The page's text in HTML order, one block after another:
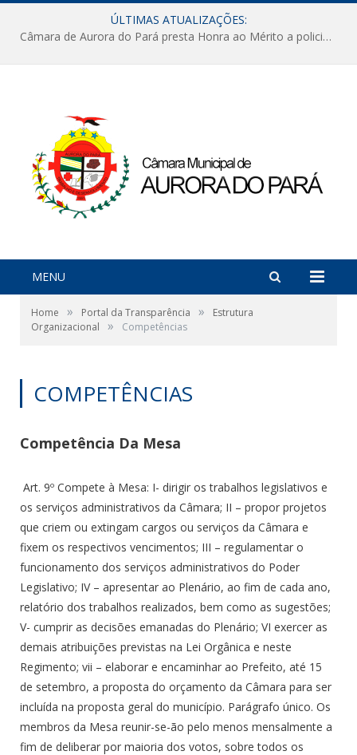
ÚLTIMAS ATUALIZAÇÕES:
Câmara de Aurora do Pará presta Honra ao Mérito a policiais militares em sessão marcada por reconhecimento e emoção
MENU
Home » Portal da Transparência »
Estrutura
Organizacional
» Competências
COMPETÊNCIAS
Competência Da Mesa
Art. 9º Compete à Mesa: I- dirigir os trabalhos legislativos e
os serviços administrativos da Câmara; II – propor projetos
que criem ou extingam cargos ou serviços da Câmara e
fixem os respectivos vencimentos; III – regulamentar o
funcionamento dos serviços administrativos do Poder
Legislativo; IV – apresentar ao Plenário, ao fim de cada ano,
relatório dos trabalhos realizados, bem como as sugestões;
V- cumprir as decisões emanadas do Plenário; VI exercer as
demais atribuições previstas na Lei Orgânica e neste
Regimento; vii – elaborar e encaminhar ao Prefeito, até 15
de setembro, a proposta do orçamento da Câmara para ser
incluída na proposta geral do município. Parágrafo único. Os
membros da Mesa reunir-se-ão pelo menos mensalmente a
fim de deliberar por maioria dos votos, sobre todos os